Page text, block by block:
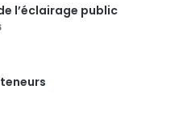
l’éclairage public